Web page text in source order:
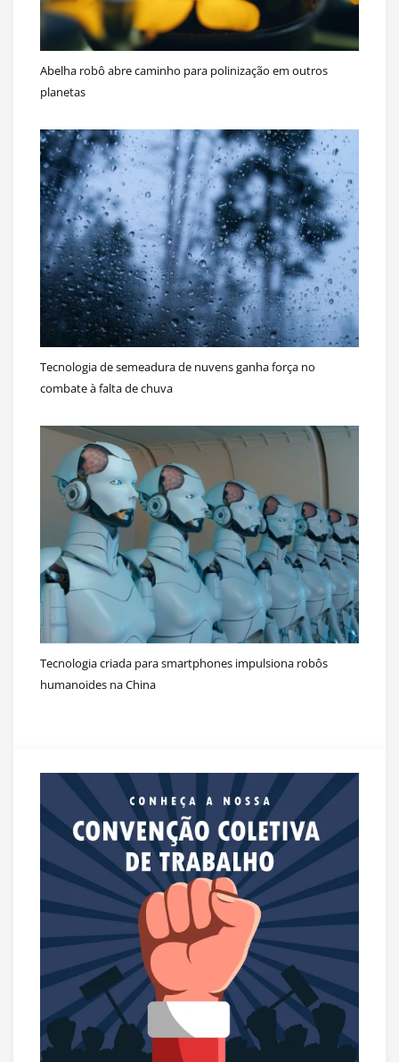
Abelha robô abre caminho para polinização em outros
planetas
Tecnologia de semeadura de nuvens ganha força no
combate à falta de chuva
Tecnologia criada para smartphones impulsiona robôs
humanoides na China